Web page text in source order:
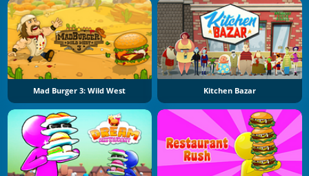
Mad Burger 3: Wild West Kitchen Bazar